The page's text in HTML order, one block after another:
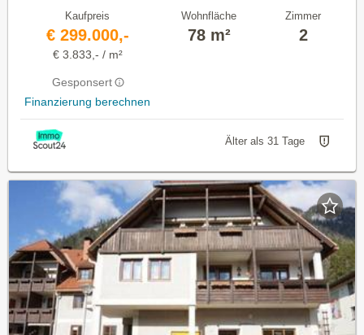
Kaufpreis
€ 299.000,-
€ 3.833,- / m²
Gesponsert
Finanzierung berechnen
Wohnfläche
78 m²
Zimmer
2
Älter als 31 Tage